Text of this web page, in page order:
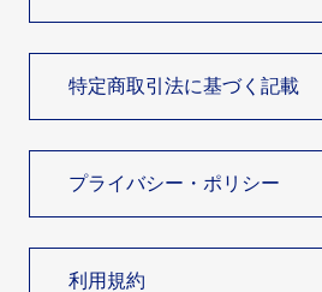
特定商取引法に基づく記載
プライバシー・ポリシー
利用規約